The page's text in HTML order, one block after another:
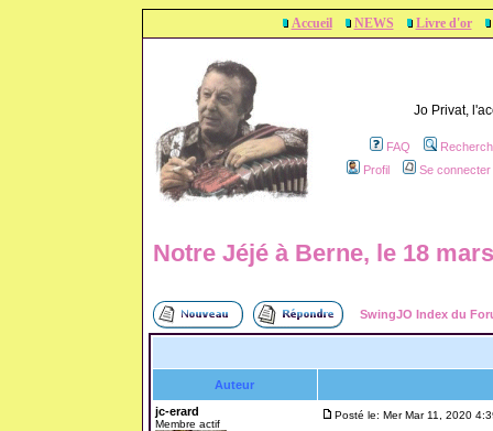
Accueil NEWS Livre d'or
Jo Privat,
FAQ
Profil
Se
Notre Jéjé à Berne, le 18
SwingJO Index du
Auteur
jc-erard
Membre actif
Posté le: Mer Mar 11, 2020